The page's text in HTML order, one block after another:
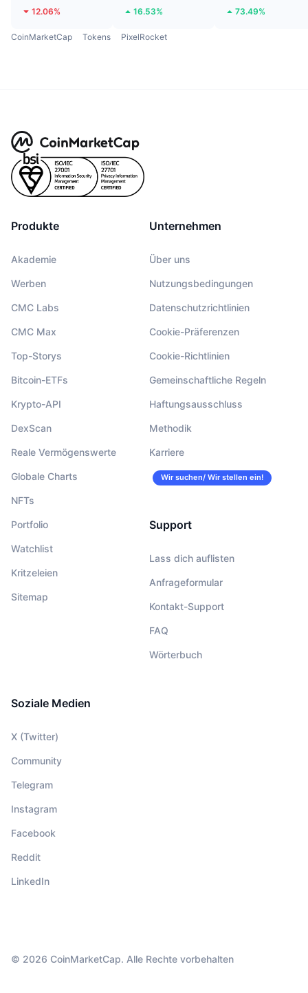
12.06% 16.53% 73.49%
CoinMarketCap Tokens PixelRocket
Produkte
Akademie
Werben
CMC Labs
CMC Max
Top-Storys
Bitcoin-ETFs
Krypto-API
DexScan
Reale Vermögenswerte
Globale Charts
NFTs
Portfolio
Watchlist
Kritzeleien
Sitemap
Unternehmen
Über uns
Nutzungsbedingungen
Datenschutzrichtlinien
Cookie-Präferenzen
Cookie-Richtlinien
Gemeinschaftliche Regeln
Haftungsausschluss
Methodik
Karriere
Wir suchen/ Wir stellen ein!
Support
Lass dich auflisten
Anfrageformular
Kontakt-Support
FAQ
Wörterbuch
Soziale Medien
X (Twitter)
Community
Telegram
Instagram
Facebook
Reddit
LinkedIn
© 2026 CoinMarketCap. Alle Rechte vorbehalten